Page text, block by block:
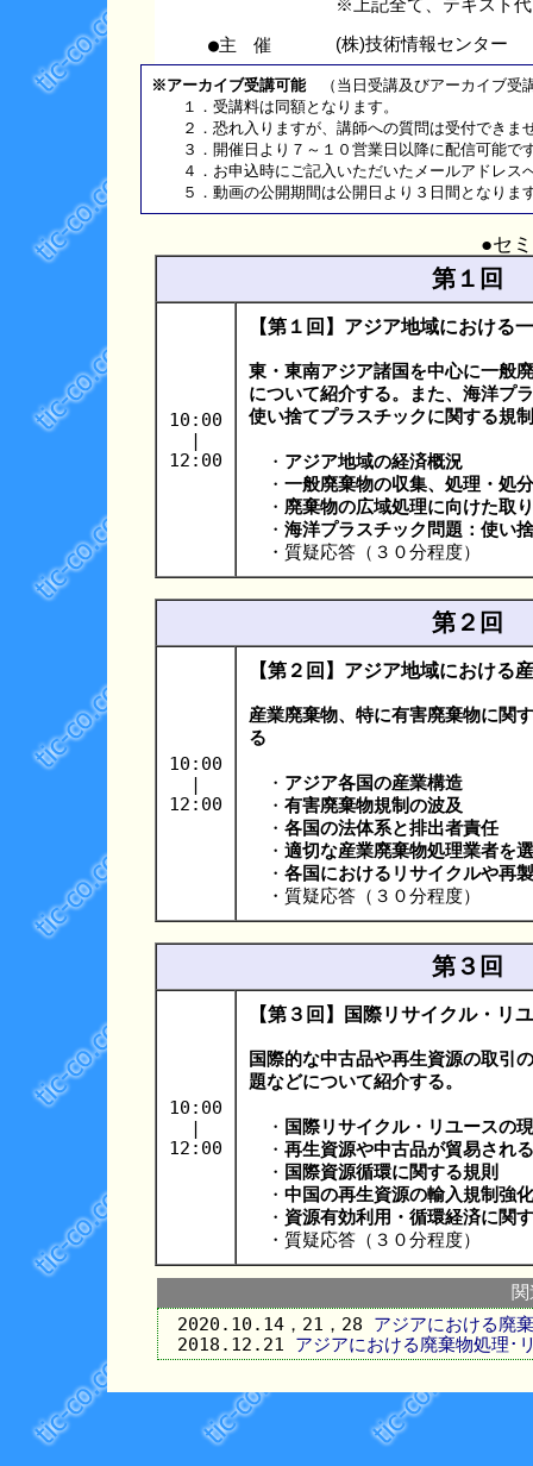
※上記全て、テキスト
●主 催 (株)技術情報センター
※アーカイブ受講可能（当日受講及びアーカイブ受
１．受講料は同額となります。
２．恐れ入りますが、講師への質問は受付できま
３．開催日より７～１０営業日以降に配信可能で
４．お申込時にご記入いただいたメールアドレス
５．動画の公開期間は公開日より３日間となりま
●セ
第１
10:00
|
12:00
【第１回】アジア地域における
東・東南アジア諸国を中心に一般
について紹介する。また、海洋プ
使い捨てプラスチックに関する規
・ アジア地域の経済概況
・ 一般廃棄物の収集、処理・処分
・ 廃棄物の広域処理に向けた取
・ 海洋プラスチック問題：使い
・質疑応答（３０分程度）
第２
10:00
|
12:00
【第２回】アジア地域における
産業廃棄物、特に有害廃棄物に関
る
・ アジア各国の産業構造
・ 有害廃棄物規制の波及
・ 各国の法体系と排出者責任
・ 適切な産業廃棄物処理業者を
・ 各国におけるリサイクルや再
・質疑応答（３０分程度）
第３
10:00
|
12:00
【第３回】国際リサイクル・リ
国際的な中古品や再生資源の取引
題などについて紹介する。
・ 国際リサイクル・リユースの
・ 再生資源や中古品が貿易され
・ 国際資源循環に関する規則
・ 中国の再生資源の輸入規制強
・ 資源有効利用・循環経済に関
・質疑応答（３０分程度）
2020.10.14，21，28 アジアにおける廃
2018.12.21 アジアにおける廃棄物処理･